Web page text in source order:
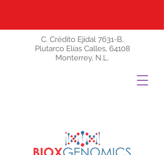
C. Crédito Ejidal 7631-B,
Plutarco Elías Calles, 64108
Monterrey, N.L.